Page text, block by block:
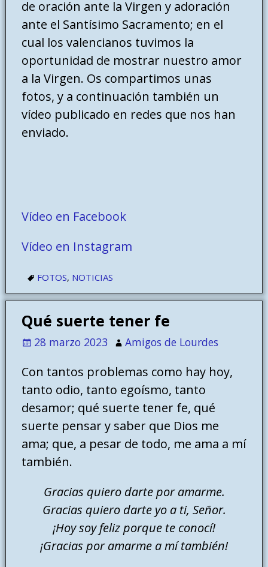
de oración ante la Virgen y adoración
ante el Santísimo Sacramento; en el
cual los valencianos tuvimos la
oportunidad de mostrar nuestro amor
a la Virgen. Os compartimos unas
fotos, y a continuación también un
vídeo publicado en redes que nos han
enviado.
Vídeo en Facebook
Vídeo en Instagram
FOTOS, NOTICIAS
Qué suerte tener fe
28 marzo 2023 Amigos de Lourdes
Con tantos problemas como hay hoy,
tanto odio, tanto egoísmo, tanto
desamor; qué suerte tener fe, qué
suerte pensar y saber que Dios me
ama; que, a pesar de todo, me ama a mí
también.
Gracias quiero darte por amarme.
Gracias quiero darte yo a ti, Señor.
¡Hoy soy feliz porque te conocí!
¡Gracias por amarme a mí también!